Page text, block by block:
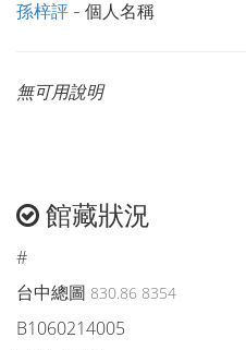
孫梓評 - 個人名稱
無可用說明
館藏狀況
#
台中總圖 830.86 8354
B1060214005